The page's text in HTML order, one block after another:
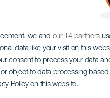
we and our 14 partners
data like your visit on this
consent to process your data
object to data processing
Policy on this website.